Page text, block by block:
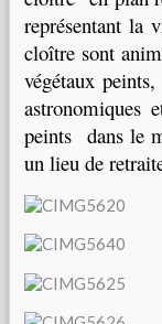
représentant la
cloître sont
végétaux
astronomiques
peints dans le
un lieu de